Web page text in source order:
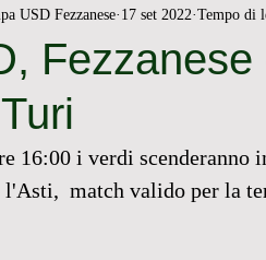
USD Fezzanese 17 set 2022 Tempo di
16:00 i verdi scenderanno
l'Asti,  match valido per la